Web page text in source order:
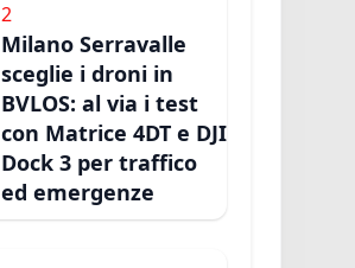
2
Milano Serravalle
sceglie i droni in
BVLOS: al via i test
con Matrice 4DT e DJI
Dock 3 per traffico
ed emergenze